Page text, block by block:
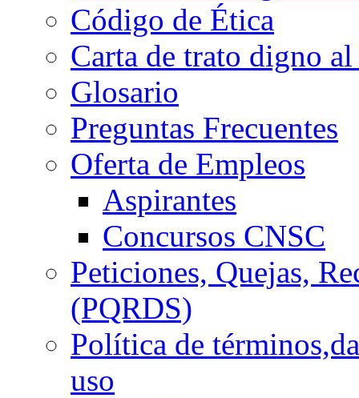
Código de Ética
Carta de trato digno
Glosario
Preguntas Frecuentes
Oferta de Empleos
Aspirantes
Concursos CNSC
Peticiones, Quejas,
(PQRDS)
Política de
uso